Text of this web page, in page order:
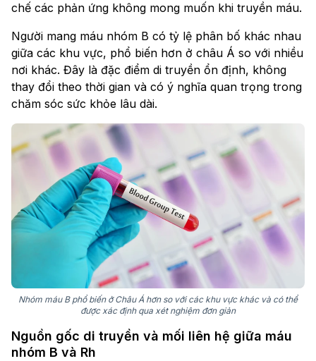
chế các phản ứng không mong muốn khi truyền máu.
Người mang máu nhóm B có tỷ lệ phân bố khác nhau
giữa các khu vực, phổ biến hơn ở châu Á so với nhiều
nơi khác. Đây là đặc điểm di truyền ổn định, không
thay đổi theo thời gian và có ý nghĩa quan trọng trong
chăm sóc sức khỏe lâu dài.
Nhóm máu B phổ biến ở Châu Á hơn so với các khu vực khác và có thể
được xác định qua xét nghiệm đơn giản
Nguồn gốc di truyền và mối liên hệ giữa máu
nhóm B và Rh